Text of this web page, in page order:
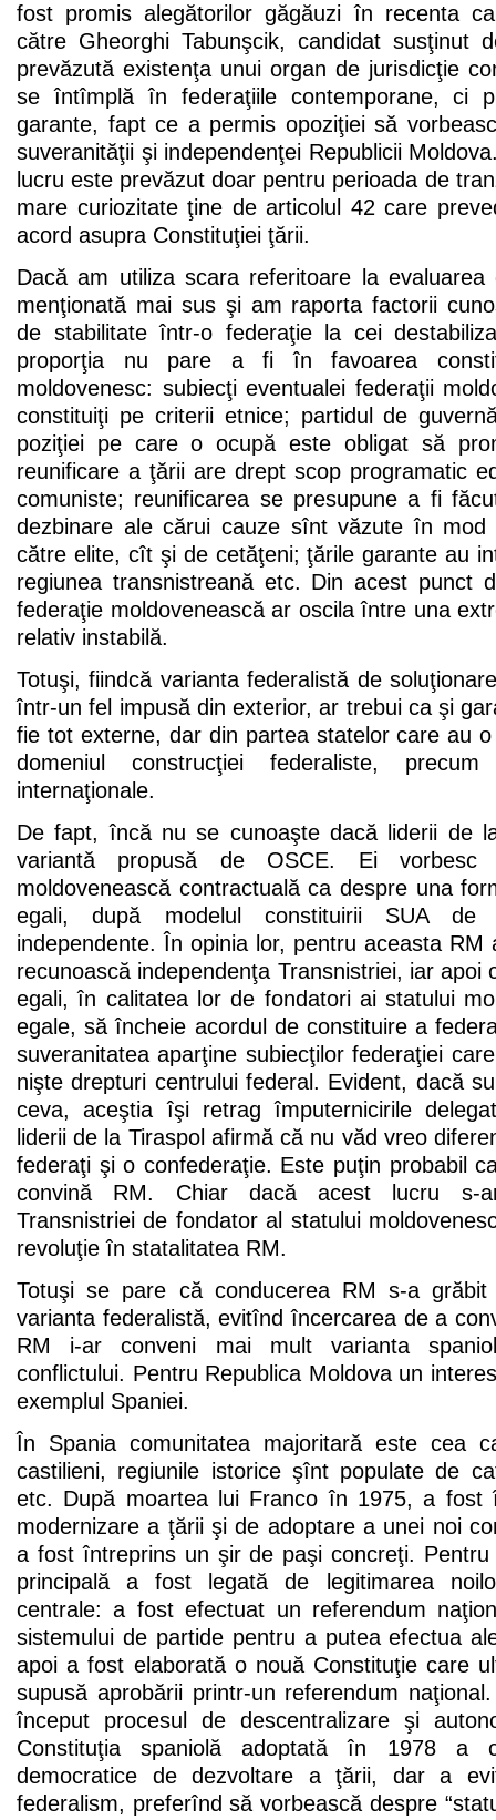
fost promis alegătorilor găgăuzi în recenta
către Gheorghi Tabunşcik, candidat susţinut
prevăzută existenţa unui organ de jurisdicţie
se întîmplă în federaţiile contemporane, ci
garante, fapt ce a permis opoziţiei să
suveranităţii şi independenţei Republicii
lucru este prevăzut doar pentru perioada de
mare curiozitate ţine de articolul 42 care
acord asupra Constituţiei ţării.
Dacă am utiliza scara referitoare la evaluarea
menţionată mai sus şi am raporta factorii
de stabilitate într-o federaţie la cei
proporţia nu pare a fi în favoarea
moldovenesc: subiecţi eventualei federaţii
constituiţi pe criterii etnice; partidul de
poziţiei pe care o ocupă este obligat să
reunificare a ţării are drept scop programatic
comuniste; reunificarea se presupune a fi
dezbinare ale cărui cauze sînt văzute în
către elite, cît şi de cetăţeni; ţările garante au
regiunea transnistreană etc. Din acest punct
federaţie moldovenească ar oscila între una
relativ instabilă.
Totuşi, fiindcă varianta federalistă de
într-un fel impusă din exterior, ar trebui ca şi
fie tot externe, dar din partea statelor care au
domeniul construcţiei federaliste,
internaţionale.
De fapt, încă nu se cunoaşte dacă liderii de
variantă propusă de OSCE. Ei vorbesc
moldovenească contractuală ca despre una
egali, după modelul constituirii SUA de
independente. În opinia lor, pentru aceasta
recunoască independenţa Transnistriei, iar apoi
egali, în calitatea lor de fondatori ai statului
egale, să încheie acordul de constituire a
suveranitatea aparţine subiecţilor federaţiei
nişte drepturi centrului federal. Evident, dacă
ceva, aceştia îşi retrag împuternicirile
liderii de la Tiraspol afirmă că nu văd vreo
federaţi şi o confederaţie. Este puţin probabil
convină RM. Chiar dacă acest lucru s-
Transnistriei de fondator al statului
revoluţie în statalitatea RM.
Totuşi se pare că conducerea RM s-a
varianta federalistă, evitînd încercarea de a
RM i-ar conveni mai mult varianta
conflictului. Pentru Republica Moldova un
exemplul Spaniei.
În Spania comunitatea majoritară este cea
castilieni, regiunile istorice şînt populate de
etc. După moartea lui Franco în 1975, a fost
modernizare a ţării şi de adoptare a unei noi
a fost întreprins un şir de paşi concreţi.
principală a fost legată de legitimarea
centrale: a fost efectuat un referendum
sistemului de partide pentru a putea efectua
apoi a fost elaborată o nouă Constituţie care
supusă aprobării printr-un referendum
început procesul de descentralizare şi
Constituţia spaniolă adoptată în 1978 a
democratice de dezvoltare a ţării, dar a
federalism, preferînd să vorbească despre